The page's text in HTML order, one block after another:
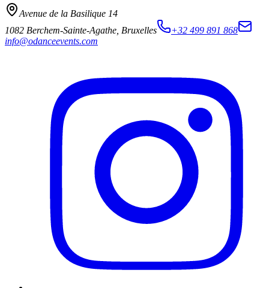
Avenue de la Basilique 14
1082 Berchem-Sainte-Agathe, Bruxelles
+32 499 891 868
info@odanceevents.com